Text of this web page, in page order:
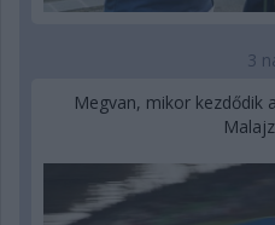
3
Megvan, mikor kezdődik